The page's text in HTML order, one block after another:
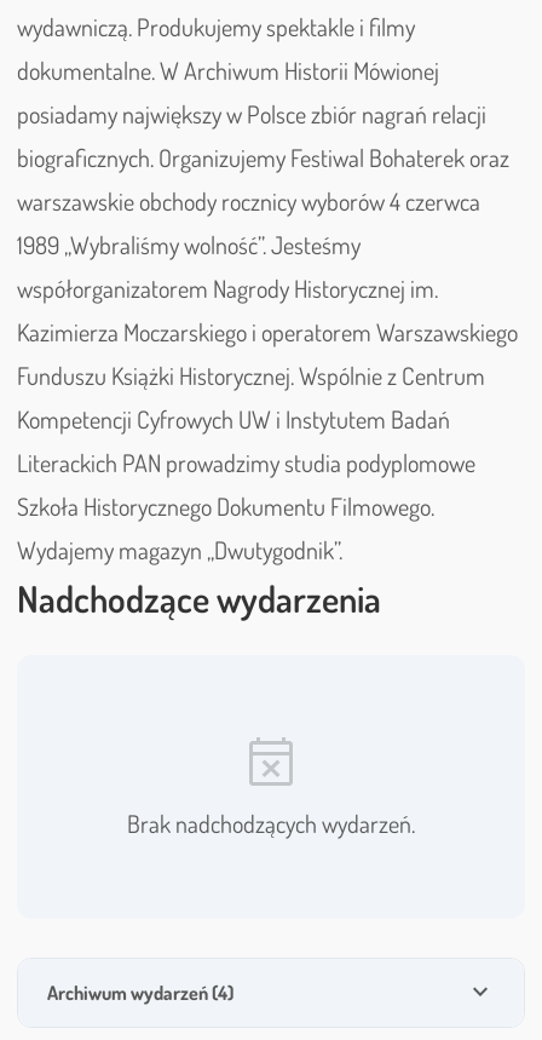
wydawniczą. Produkujemy spektakle i filmy
dokumentalne. W Archiwum Historii Mówionej
posiadamy największy w Polsce zbiór nagrań relacji
biograficznych. Organizujemy Festiwal Bohaterek oraz
warszawskie obchody rocznicy wyborów 4 czerwca
1989 „Wybraliśmy wolność”. Jesteśmy
współorganizatorem Nagrody Historycznej im.
Kazimierza Moczarskiego i operatorem Warszawskiego
Funduszu Książki Historycznej. Wspólnie z Centrum
Kompetencji Cyfrowych UW i Instytutem Badań
Literackich PAN prowadzimy studia podyplomowe
Szkoła Historycznego Dokumentu Filmowego.
Wydajemy magazyn „Dwutygodnik”.
Nadchodzące wydarzenia
event_busy
Brak nadchodzących wydarzeń.
Archiwum wydarzeń (4) expand_more